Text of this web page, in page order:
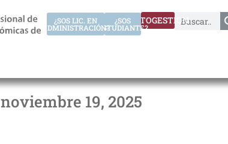
AUTOGESTION
¿SOS
ESTUDIANTE?
¿SOS LIC. EN
ADMINISTRACIÓN?
noviembre 19, 2025